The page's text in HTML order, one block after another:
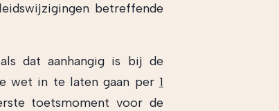
betreffende
dat aanhangig is bij de
wet in te laten gaan per 1
toetsmoment voor de